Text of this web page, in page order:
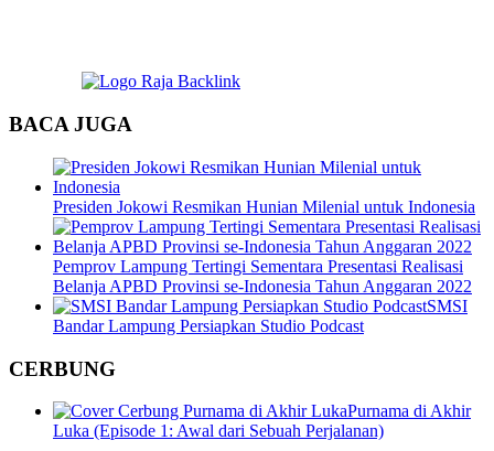
BACA JUGA
Presiden Jokowi Resmikan Hunian Milenial untuk Indonesia
Pemprov Lampung Tertingi Sementara Presentasi Realisasi
Belanja APBD Provinsi se-Indonesia Tahun Anggaran 2022
SMSI
Bandar Lampung Persiapkan Studio Podcast
CERBUNG
Purnama di Akhir
Luka (Episode 1: Awal dari Sebuah Perjalanan)